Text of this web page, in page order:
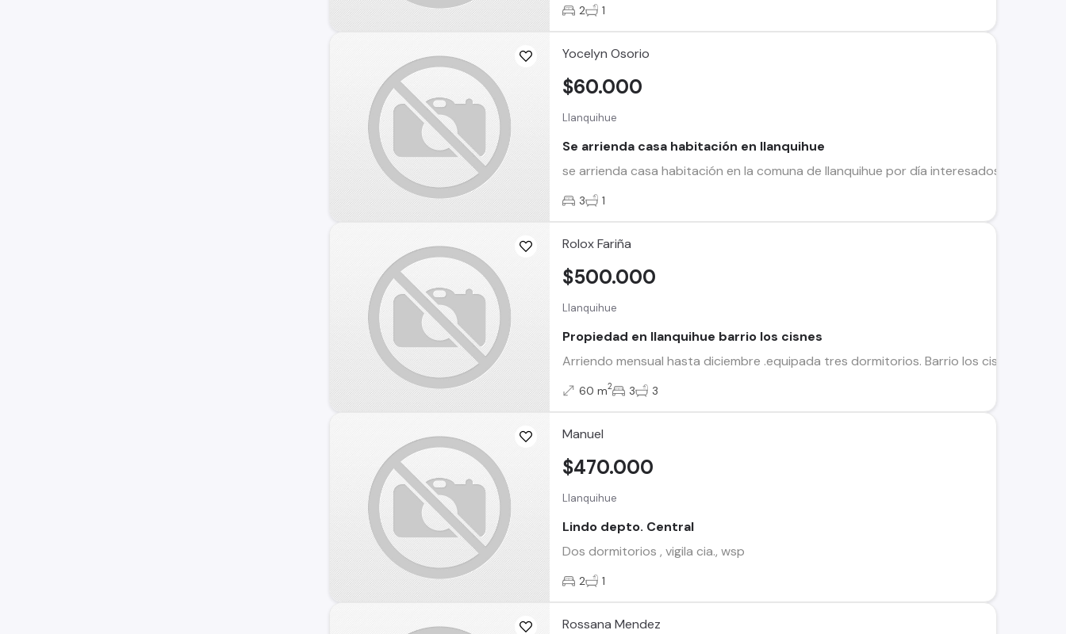
2 1
Yocelyn Osorio
Llanquihue
Se arrienda casa habitación en llanquihue
se arrienda casa habitación en la comuna de llanquihue por día interesados llamar
$60.000
3 1
Rolox Fariña
Llanquihue
Propiedad en llanquihue barrio los cisnes
Arriendo mensual hasta diciembre .equipada tres dormitorios. Barrio los cisnes
$500.000
60 m2 3 3
Manuel
Llanquihue
Lindo depto. Central
Dos dormitorios , vigila cia., wsp
$470.000
2 1
Rossana Mendez